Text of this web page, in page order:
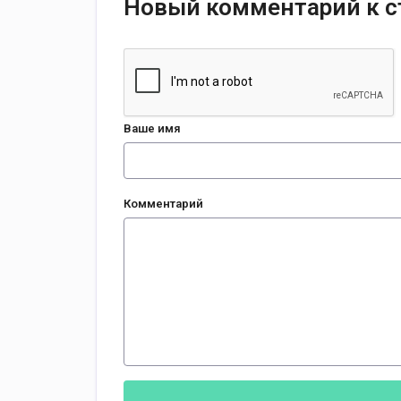
Новый комментарий к
Ваше имя
Комментарий